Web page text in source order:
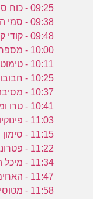
09:25 - כוח סמאש!
09:38 - סמי הכבאי 6
09:48 - קודי קא-פאו
10:00 - מספרים בפעולה!
10:11 - טימוטי הולך לבי''ס
10:25 - חבובוטים סדרה חדשה!
10:37 - מסיבת האותיות של הופ!
10:41 - טרו וממלכת הקשת
11:03 - פינוקיו וחברים
11:15 - סימון
11:22 - פטרוניקס
11:34 - מיכל הקטנה והמפלצות (ש''ס)
11:47 - האחים הבנאים וסדנת החלומות חדש!
11:58 - מטוסי על - גורי על